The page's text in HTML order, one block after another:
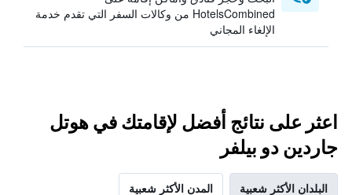
HotelsCombined من وكالات السفر التي تقدم خدمة
الإلغاء المجاني
اعثر على نتائج أفضل لإقامتك في هوتل
جاردين دو بيلفر
البلدان الأكثر شعبية المدن الأكثر شعبية